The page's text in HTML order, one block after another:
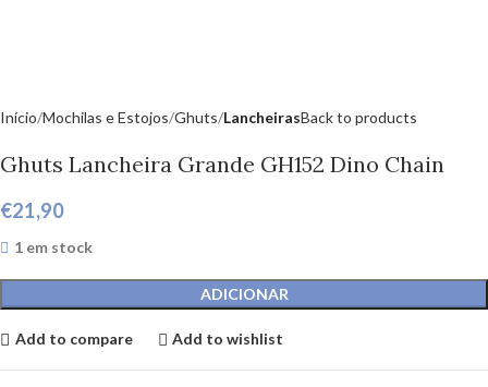
Início Mochilas e Estojos Ghuts LancheirasBack to products
Ghuts Lancheira Grande GH152 Dino Chain
€21,90
1 em stock
ADICIONAR
Add to compare Add to wishlist